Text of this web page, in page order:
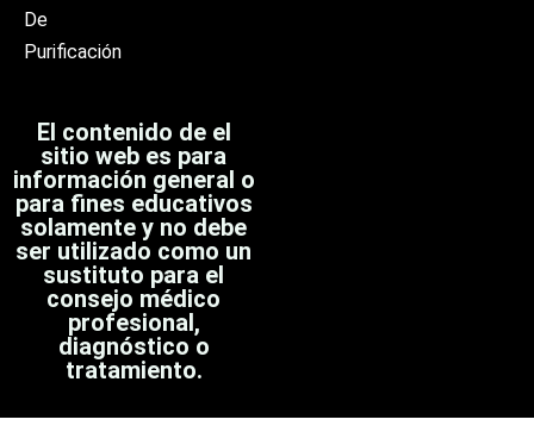
De
Purificación
El contenido de el
sitio web es para
información general o
para fines educativos
solamente y no debe
ser utilizado como un
sustituto para el
consejo médico
profesional,
diagnóstico o
tratamiento.